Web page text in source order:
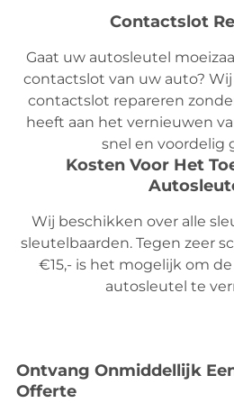
Contactslot
Gaat uw autosleutel
contactslot van uw auto?
contactslot repareren
heeft aan het vernieuwen
snel en voordelig
Kosten Voor Het
Wij beschikken over alle
sleutelbaarden. Tegen zeer
€15,- is het mogelijk om
autosleutel te
Ontvang Onmiddellijk
Offerte